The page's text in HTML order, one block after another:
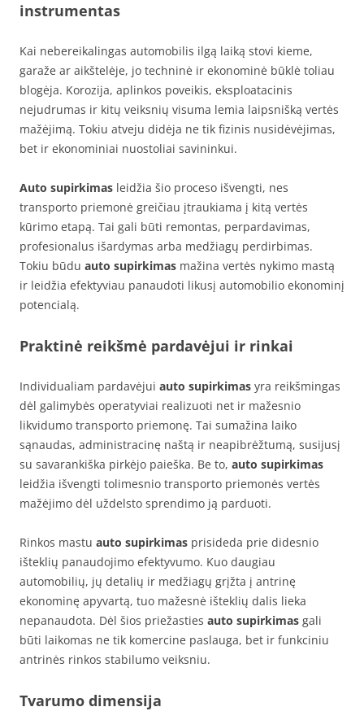
instrumentas
Kai nebereikalingas automobilis ilgą laiką stovi kieme,
garaže ar aikštelėje, jo techninė ir ekonominė būklė toliau
blogėja. Korozija, aplinkos poveikis, eksploatacinis
nejudrumas ir kitų veiksnių visuma lemia laipsnišką vertės
mažėjimą. Tokiu atveju didėja ne tik fizinis nusidėvėjimas,
bet ir ekonominiai nuostoliai savininkui.
Auto supirkimas leidžia šio proceso išvengti, nes
transporto priemonė greičiau įtraukiama į kitą vertės
kūrimo etapą. Tai gali būti remontas, perpardavimas,
profesionalus išardymas arba medžiagų perdirbimas.
Tokiu būdu auto supirkimas mažina vertės nykimo mastą
ir leidžia efektyviau panaudoti likusį automobilio ekonominį
potencialą.
Praktinė reikšmė pardavėjui ir rinkai
Individualiam pardavėjui auto supirkimas yra reikšmingas
dėl galimybės operatyviai realizuoti net ir mažesnio
likvidumo transporto priemonę. Tai sumažina laiko
sąnaudas, administracinę naštą ir neapibrėžtumą, susijusį
su savarankiška pirkėjo paieška. Be to, auto supirkimas
leidžia išvengti tolimesnio transporto priemonės vertės
mažėjimo dėl uždelsto sprendimo ją parduoti.
Rinkos mastu auto supirkimas prisideda prie didesnio
išteklių panaudojimo efektyvumo. Kuo daugiau
automobilių, jų detalių ir medžiagų grįžta į antrinę
ekonominę apyvartą, tuo mažesnė išteklių dalis lieka
nepanaudota. Dėl šios priežasties auto supirkimas gali
būti laikomas ne tik komercine paslauga, bet ir funkciniu
antrinės rinkos stabilumo veiksniu.
Tvarumo dimensija